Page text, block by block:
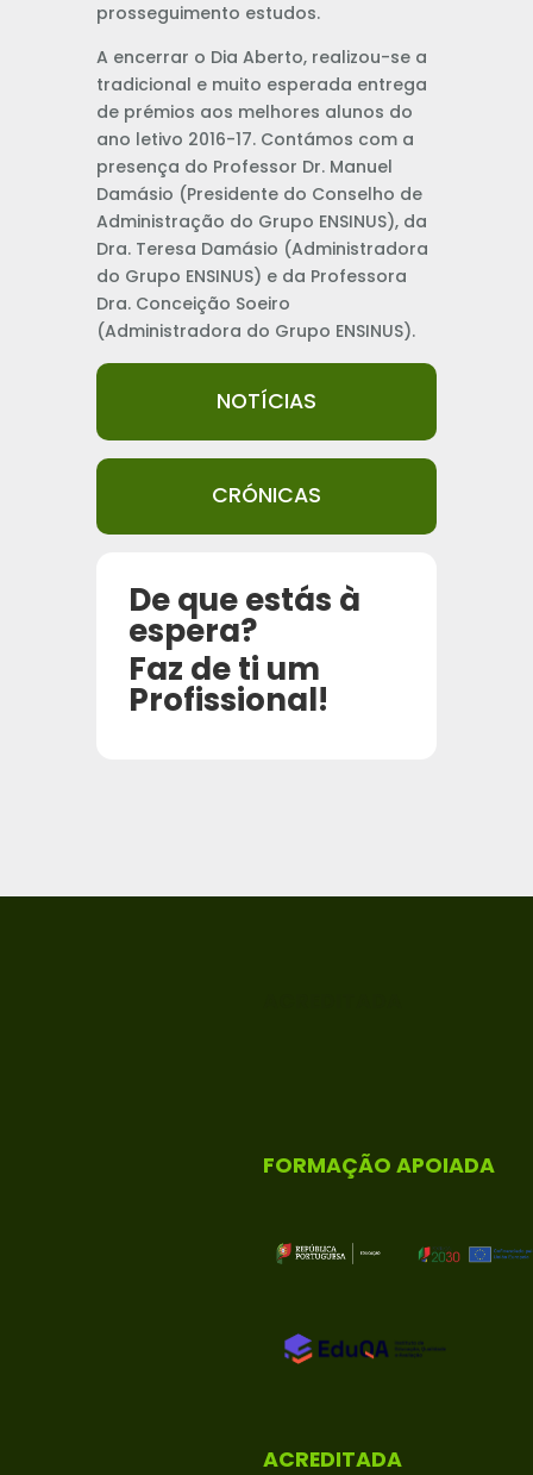
prosseguimento estudos.
A encerrar o Dia Aberto, realizou-se a
tradicional e muito esperada entrega
de prémios aos melhores alunos do
ano letivo 2016-17. Contámos com a
presença do Professor Dr. Manuel
Damásio (Presidente do Conselho de
Administração do Grupo ENSINUS), da
Dra. Teresa Damásio (Administradora
do Grupo ENSINUS) e da Professora
Dra. Conceição Soeiro
(Administradora do Grupo ENSINUS).
NOTÍCIAS
CRÓNICAS
De que estás à
espera?
Faz de ti um
Profissional!
FORMAÇÃO APOIADA
ACREDITADA